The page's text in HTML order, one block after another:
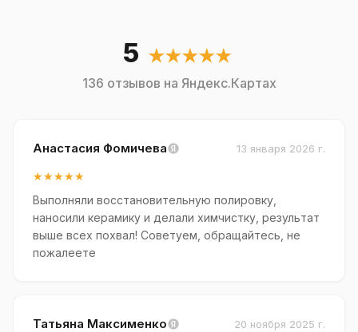
5 ★★★★★
136 отзывов на Яндекс.Картах
Анастасия Фомичева 13 января 2026 г.
★★★★★
Выполняли восстановительную полировку,
наносили керамику и делали химчистку, результат
выше всех похвал! Советуем, обращайтесь, не
пожалеете
Татьяна Максименко 20 ноября 2025 г.